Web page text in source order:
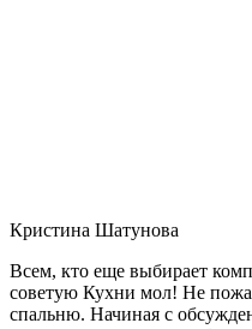
Кристина Шатунова
Всем, кто еще выбирает
советую Кухни мол! Не
спальню. Начиная с